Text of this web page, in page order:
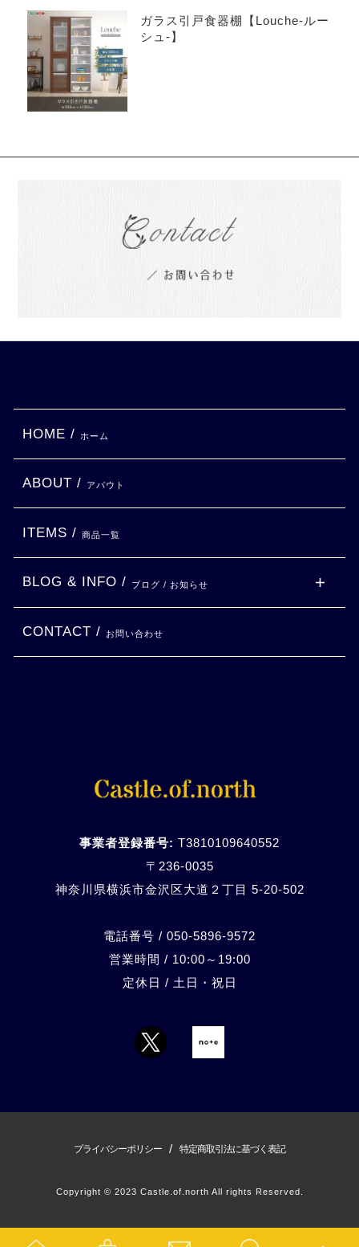
ガラス引戸食器棚【Louche-ルー
シュ-】
事業者登録番号: T3810109640552
〒236-0035
神奈川県横浜市金沢区大道２丁目 5-20-502
電話番号 / 050-5896-9572
営業時間 / 10:00～19:00
定休日 / 土日・祝日
HOME / ホーム
ABOUT / アバウト
ITEMS / 商品一覧
BLOG & INFO / ブログ / お知らせ
CONTACT / お問い合わせ
プライバシーポリシー / 特定商取引法に基づく表記
Copyright © 2023 Castle.of.north All rights Reserved.